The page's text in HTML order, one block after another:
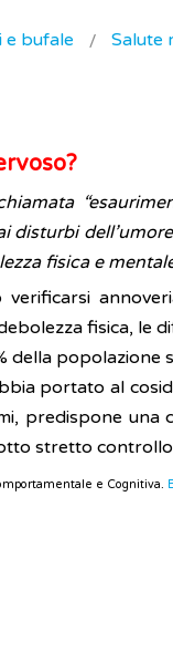
e bufale Salute
disturbi
fisica e
verificarsi
fisica, le
della
portato al
predispone
stretto controllo
e Cognitiva.